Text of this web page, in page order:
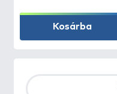
Kosárba